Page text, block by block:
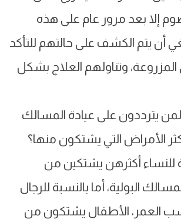
إلا بعد مرور عام على هذه
أن يتم الكشف على حالتهم للتأكد
وتناولهم العلاج بشكل
لمن يترددون على عيادة المسالك
الأمراض التي يشتكون منها؟
للنساء أكثرهن يشتكين من
البولية، أما بالنسبة للرجال
العمر، الأطفال يشتكون من